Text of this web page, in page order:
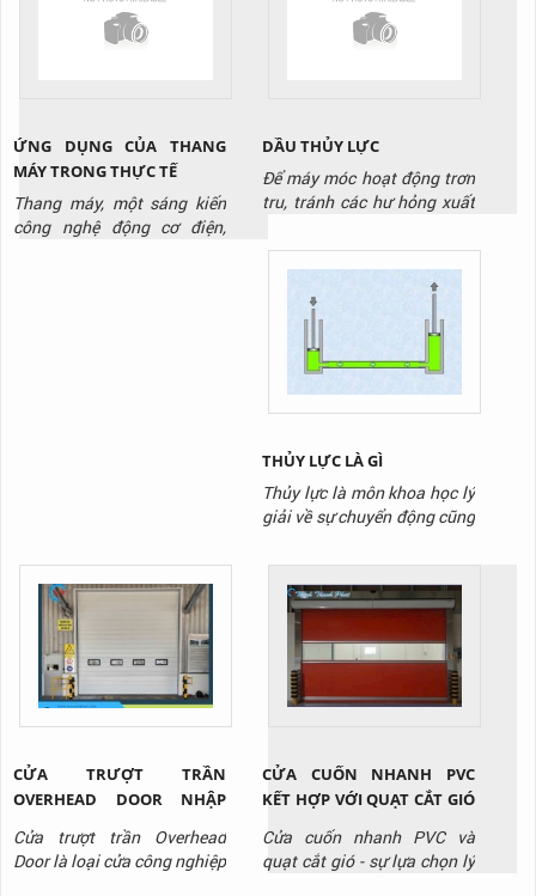
cho cửa cuốn vận hành ổn
định không ngắt quãng. Đặc
đứng của thân cửa. Điều
khác biệt ở đây là nó hoạt
ỨNG DỤNG CỦA THANG
MÁY TRONG THỰC TẾ
Thang máy, một sáng kiến
công nghệ động cơ điện,
DẦU THỦY LỰC
Để máy móc hoạt động trơn
tru, tránh các hư hỏng xuất
lực. Đây là loại dầu chuyên
dụng thường thấy tại kho
xưởng, cơ sở sản xuất. Tuy
nhiên không phải loại dầu
nào cũng phù hợp với thiết
bị của bạn
THỦY LỰC LÀ GÌ
Thủy lực là môn khoa học lý
giải về sự chuyển động cũng
chất lỏng tồn tại trong môi
trường giới hạn nào đó. Cụ
thể, trong môi trường thủy
lực, chất lỏng sẽ được truyền
tải nhờ lực đẩy tác dụng lên
chất lỏng.
CỬA TRƯỢT TRẦN
OVERHEAD DOOR NHẬP
KHẨU CHO NHÀ XƯỞNG
TẠI BÌNH DƯƠNG
Cửa trượt trần Overhead
Door là loại cửa công nghiệp
CỬA CUỐN NHANH PVC
KẾT HỢP VỚI QUẠT CẮT GIÓ
- GIẢI PHÁP TỐI ƯU CHO
PHÒNG SẠCH KHO LẠNH
Cửa cuốn nhanh PVC và
quạt cắt gió - sự lựa chọn lý